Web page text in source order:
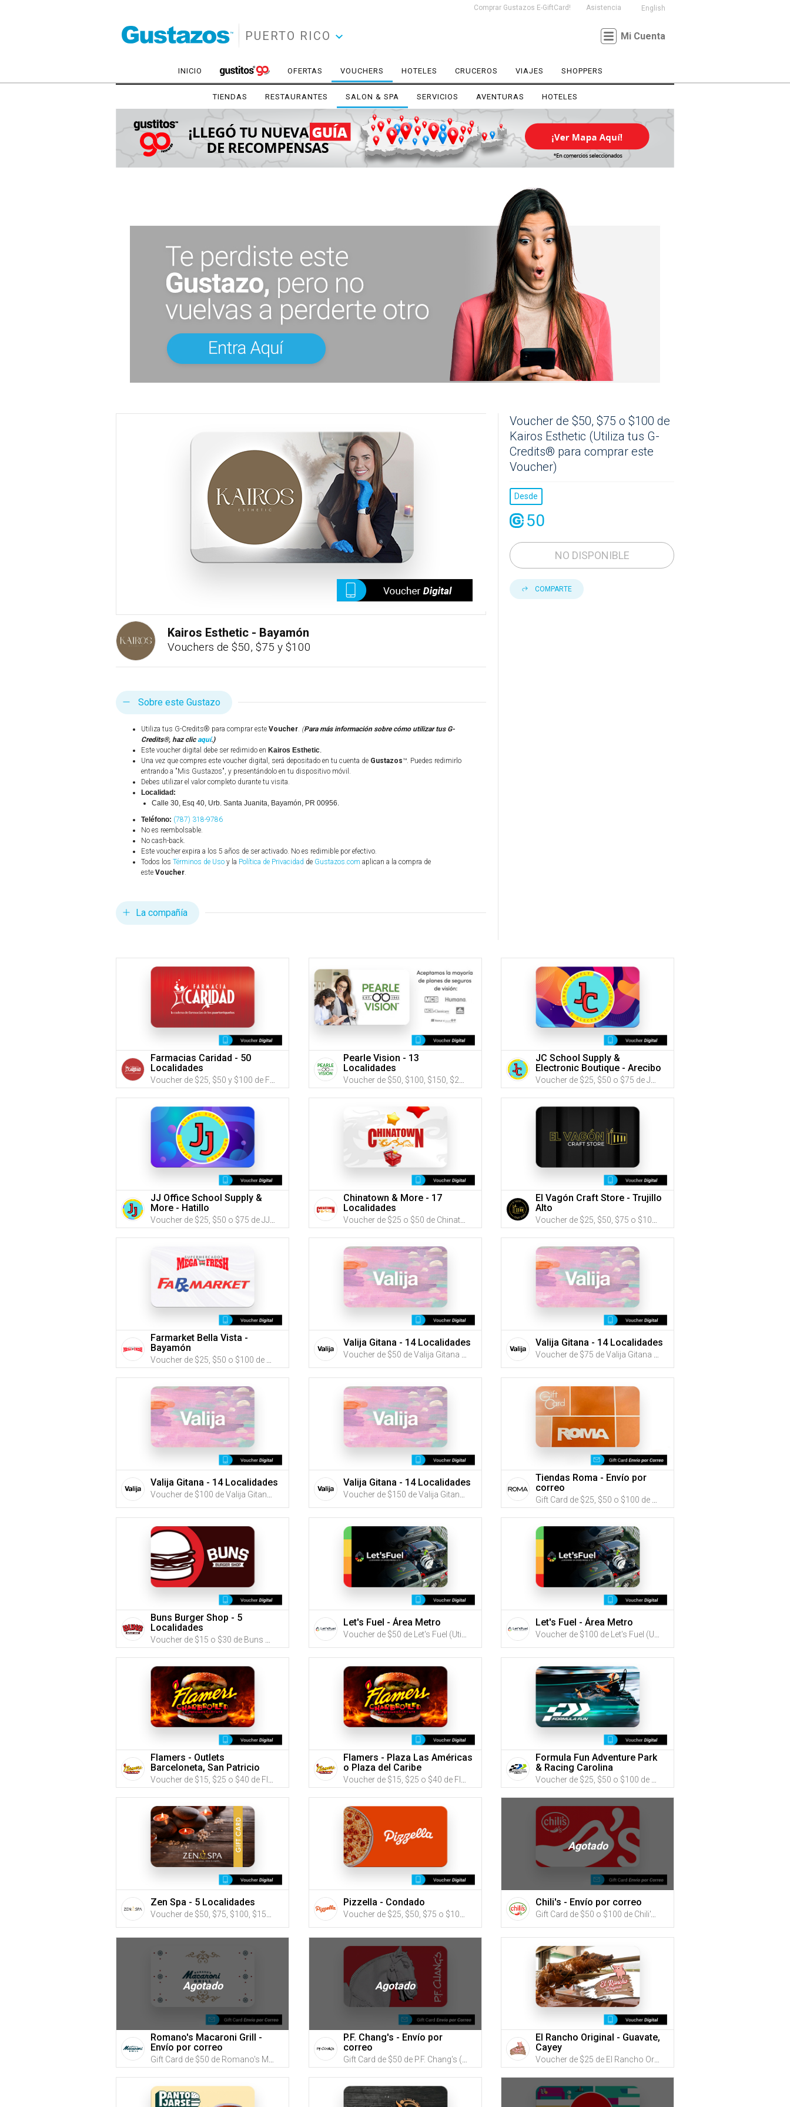
PUERTO RICO
English
Asistencia
Comprar Gustazos E-GiftCard!
Mi Cuenta
INICIO OFERTAS VOUCHERS HOTELES CRUCEROS VIAJES SHOPPERS
TIENDAS RESTAURANTES SALON & SPA SERVICIOS AVENTURAS HOTELES
Voucher de $50, $75 o $100 de
Kairos Esthetic (Utiliza tus G-
Credits® para comprar este
Voucher)
Desde
50
NO DISPONIBLE
COMPARTE
Kairos Esthetic - Bayamón
Vouchers de $50, $75 y $100
Sobre este Gustazo
Utiliza tus G-Credits® para comprar este Voucher. (Para más información sobre cómo utilizar tus G-
Credits®, haz clicaquí.)
Este voucher digital debe ser redimido en Kairos Esthetic.
Una vez que compres este voucher digital, será depositado en tu cuenta de Gustazos™. Puedes redimirlo
entrando a "Mis Gustazos", y presentándolo en tu dispositivo móvil.
Debes utilizar el valor completo durante tu visita.
Localidad:
Calle 30, Esq 40, Urb. Santa Juanita, Bayamón, PR 00956.
Teléfono: (787) 318-9786
No es reembolsable.
No cash-back.
Este voucher expira a los 5 años de ser activado. No es redimible por efectivo.
Todos los Términos de Uso y la Política de Privacidad de Gustazos.com aplican a la compra de
este Voucher.
La compañía
Farmacias Caridad - 50
Localidades
Pearle Vision - 13
Localidades
JC School Supply &
Electronic Boutique - Arecibo
JJ Office School Supply &
More - Hatillo
Chinatown & More - 17
Localidades
Voucher de $25 o $50 de Chinatown & More (Utiliza tus G-Credits® para comprar este Voucher)
El Vagón Craft Store - Trujillo
Alto
Farmarket Bella Vista -
Bayamón
Valija Gitana - 14 Localidades Valija Gitana - 14 Localidades
Valija Gitana - 14 Localidades Valija Gitana - 14 Localidades
Tiendas Roma - Envío por
correo
Buns Burger Shop - 5
Localidades
Let's Fuel - Área Metro Let's Fuel - Área Metro
Flamers - Outlets
Barceloneta, San Patricio
Plaza o Montehiedra
Flamers - Plaza Las Américas
o Plaza del Caribe
Formula Fun Adventure Park
& Racing Carolina
Zen Spa - 5 Localidades Pizzella - Condado
Agotado
Chili's - Envío por correo
Agotado
Romano's Macaroni Grill -
Envío por correo
Agotado
P.F. Chang's - Envío por
correo
Gift Card de $50 de P.F. Chang's (Utiliza tus G-Credits® para comprar este Gift Card. Compra online con envío por correo)
El Rancho Original - Guavate,
Cayey